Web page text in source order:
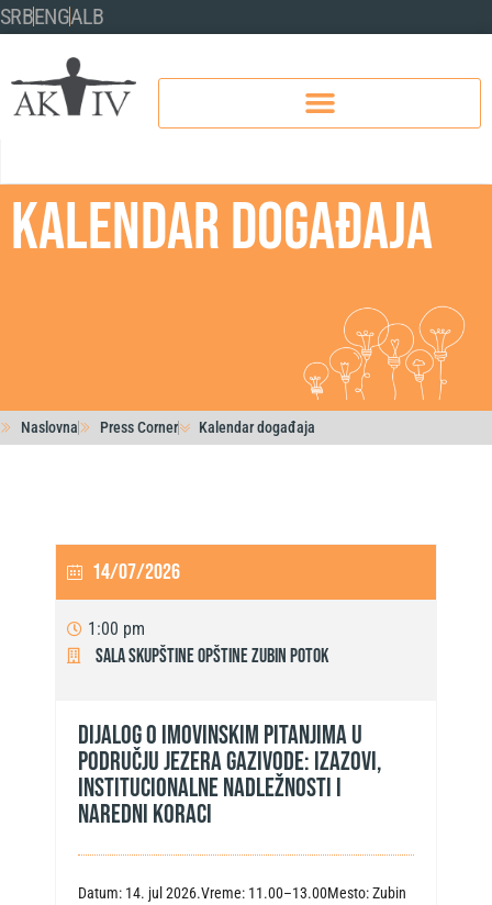
SRBENGALB
KALENDAR DOGAĐAJA
Naslovna Press Corner Kalendar događaja
14/07/2026
1:00 pm
Sala Skupštine opštine Zubin Potok
Dijalog o imovinskim pitanjima u
području jezera Gazivode: izazovi,
institucionalne nadležnosti i
naredni koraci
Datum: 14. jul 2026.Vreme: 11.00–13.00Mesto: Zubin